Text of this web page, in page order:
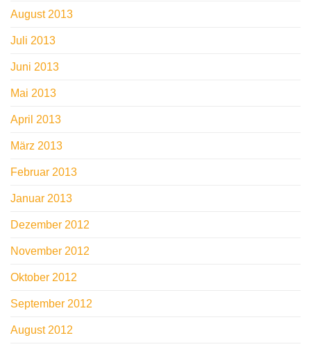
August 2013
Juli 2013
Juni 2013
Mai 2013
April 2013
März 2013
Februar 2013
Januar 2013
Dezember 2012
November 2012
Oktober 2012
September 2012
August 2012